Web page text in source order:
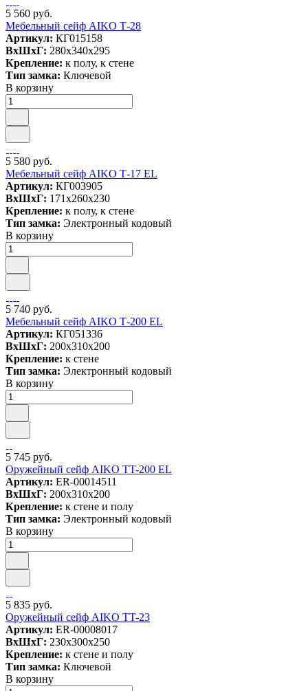
5 560 руб.
Мебельный сейф AIKO Т-28
Артикул: КГ015158
ВxШxГ: 280x340x295
Крепление: к полу, к стене
Тип замка: Ключевой
В корзину
5 580 руб.
Мебельный сейф AIKO Т-17 EL
Артикул: КГ003905
ВxШxГ: 171x260x230
Крепление: к полу, к стене
Тип замка: Электронный кодовый
В корзину
5 740 руб.
Мебельный сейф AIKO Т-200 EL
Артикул: КГ051336
ВxШxГ: 200x310x200
Крепление: к стене
Тип замка: Электронный кодовый
В корзину
5 745 руб.
Оружейный сейф AIKO TT-200 EL
Артикул: ER-00014511
ВxШxГ: 200x310x200
Крепление: к стене и полу
Тип замка: Электронный кодовый
В корзину
5 835 руб.
Оружейный сейф AIKO TT-23
Артикул: ER-00008017
ВxШxГ: 230x300x250
Крепление: к стене и полу
Тип замка: Ключевой
В корзину